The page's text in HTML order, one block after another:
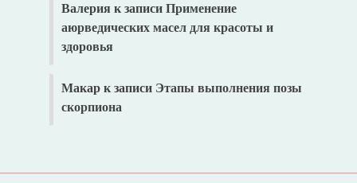
Валерия к записи Применение
аюрведических масел для красоты и
здоровья
Макарк записи Этапы выполнения позы
скорпиона